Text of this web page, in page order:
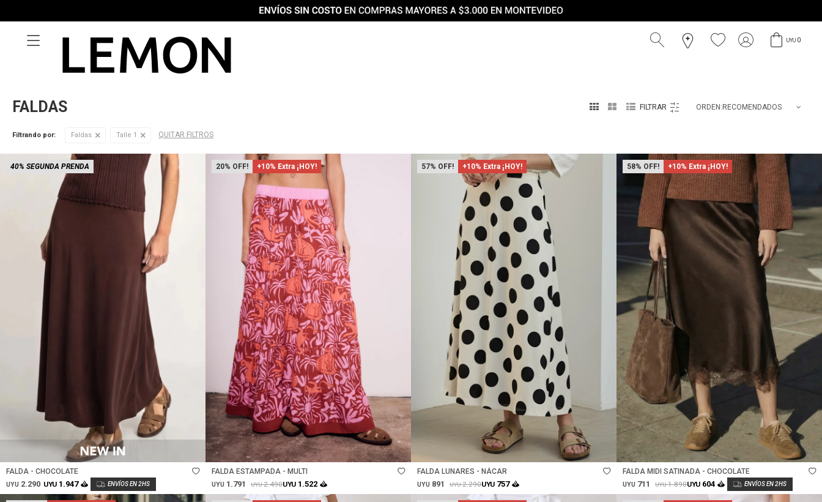
UYU 0

FALDAS    RECOMENDADOS
Filtrando por: Faldas Talle 1 QUITAR FILTROS
40% SEGUNDA PRENDA
FALDA - CHOCOLATE
UYU 2.290 UYU 1.947
20 +10% Extra ¡HOY!
Talle
FALDA ESTAMPADA - MULTI
UYU 1.791 UYU2.490UYU 1.522
57 +10% Extra ¡HOY!
FALDA LUNARES - NÁCAR
UYU 891 UYU2.290UYU 757
58 +10% Extra ¡HOY!
FALDA MIDI SATINADA - CHOCOLATE
UYU 711 UYU1.890UYU 604